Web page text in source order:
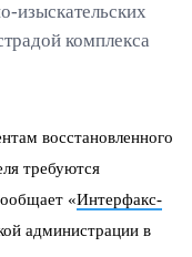
изыскательских
комплекса
восстановленного
требуются
«Интерфакс-
администрации в